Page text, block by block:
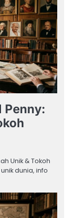
Penny:
Unik & Tokoh
dunia, info